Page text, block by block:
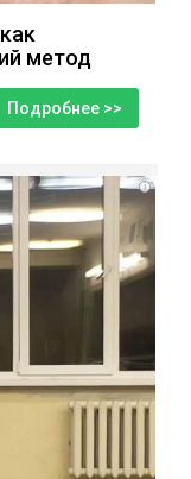
метод
Подробнее >>
i